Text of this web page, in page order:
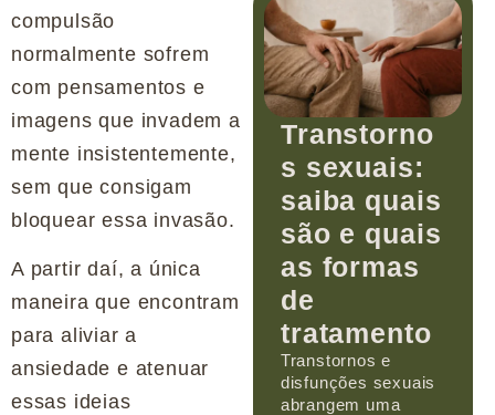
compulsão
normalmente sofrem
com pensamentos e
imagens que invadem a
mente insistentemente,
sem que consigam
bloquear essa invasão.
A partir daí, a única
maneira que encontram
para aliviar a
ansiedade e atenuar
essas ideias
Transtorno
s sexuais:
saiba quais
são e quais
as formas
de
tratamento
Transtornos e
disfunções sexuais
abrangem uma